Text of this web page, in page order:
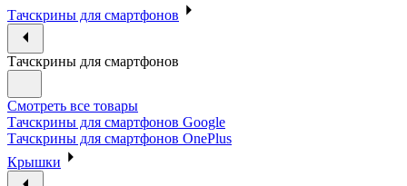
Тачскрины для смартфонов
Тачскрины для смартфонов
Смотреть все товары
Тачскрины для смартфонов Google
Тачскрины для смартфонов OnePlus
Крышки